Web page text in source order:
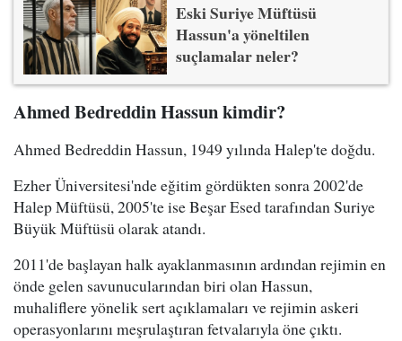
Eski Suriye Müftüsü
Hassun'a yöneltilen
suçlamalar neler?
Ahmed Bedreddin Hassun kimdir?
Ahmed Bedreddin Hassun, 1949 yılında Halep'te doğdu.
Ezher Üniversitesi'nde eğitim gördükten sonra 2002'de
Halep Müftüsü, 2005'te ise Beşar Esed tarafından Suriye
Büyük Müftüsü olarak atandı.
2011'de başlayan halk ayaklanmasının ardından rejimin en
önde gelen savunucularından biri olan Hassun,
muhaliflere yönelik sert açıklamaları ve rejimin askeri
operasyonlarını meşrulaştıran fetvalarıyla öne çıktı.